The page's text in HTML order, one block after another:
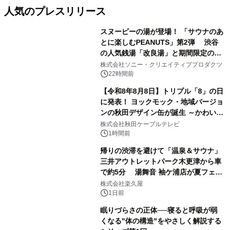
人気のプレスリリース
スヌーピーの湯が登場！ 「サウナのあ
とに楽しむPEANUTS」第2弾 渋谷
の人気銭湯「改良湯」と期間限定のコ
ラボレーション サウナイキタイコラ
ボグッズも発売決定！
株式会社ソニー・クリエイティブプロダクツ
22時間前
【令和8年8月8日】トリプル「8」の日
に発表！ ヨックモック・地域バージョ
ンの秋田デザイン缶が誕生 ～かわいい
秋田犬の子犬と秋田の四季と名所を巡
るパッケージ～ 9月1日(火)秋田県内で
株式会社秋田ケーブルテレビ
1時間前
帰りの渋滞を避けて「温泉＆サウナ」
三井アウトレットパーク木更津から車
で約5分 湯舞音 袖ケ浦店が夏フェア
メニューを提供
株式会社楽久屋
1日前
眠りづらさの正体──寝ると呼吸が弱
くなる"体の構造"をやさしく解説する